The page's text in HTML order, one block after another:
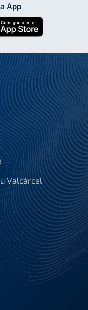
App
Valcárcel